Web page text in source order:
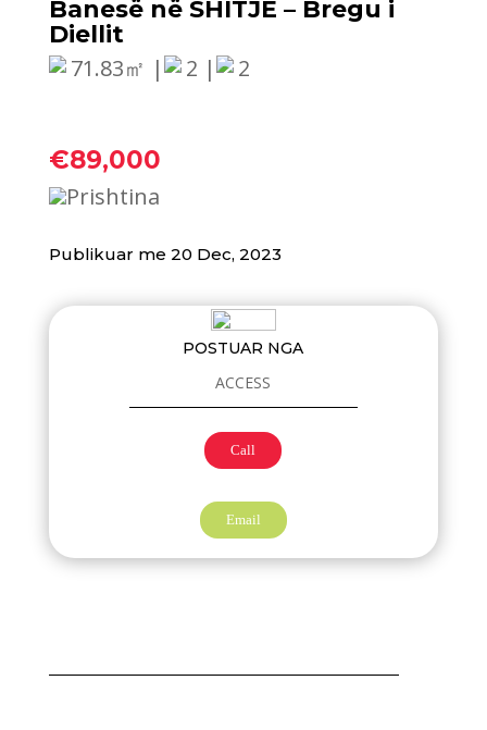
Banesë në SHITJE – Bregu i
Diellit
71.83㎡ |
2 | 2
€89,000
Prishtina
Publikuar me 20 Dec, 2023
POSTUAR NGA
ACCESS
Call
Email